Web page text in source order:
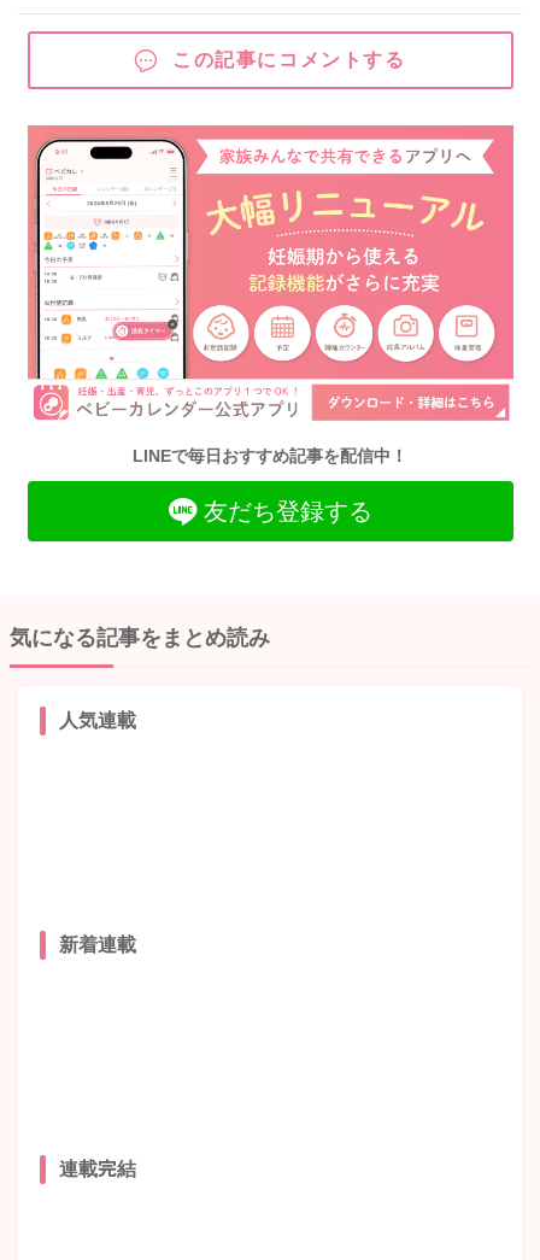
この記事にコメントする
LINEで毎日おすすめ記事を配信中！
友だち登録する
気になる記事をまとめ読み
人気連載
新着連載
連載完結